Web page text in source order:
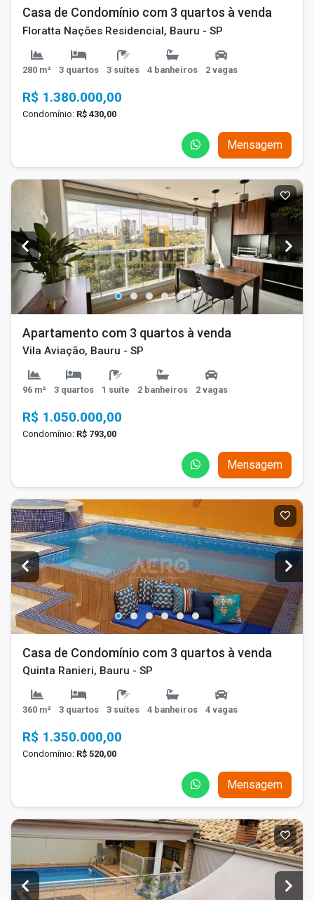
Casa de Condomínio com 3 quartos à venda
Floratta Nações Residencial, Bauru - SP
280 m² 3 quartos 3 suítes 4 banheiros 2 vagas
R$ 1.380.000,00
Condomínio: R$ 430,00
Mensagem
Apartamento com 3 quartos à venda
Vila Aviação, Bauru - SP
96 m² 3 quartos 1 suíte 2 banheiros 2 vagas
R$ 1.050.000,00
Condomínio: R$ 793,00
Mensagem
Casa de Condomínio com 3 quartos à venda
Quinta Ranieri, Bauru - SP
360 m² 3 quartos 3 suítes 4 banheiros 4 vagas
R$ 1.350.000,00
Condomínio: R$ 520,00
Mensagem